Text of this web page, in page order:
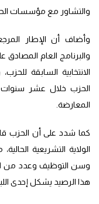
والتشاور مع مؤسسات
وأضاف أن الإطار
والبرنامج العام المصادق
الانتخابية السابقة
الحزب خلال عشر
المعارضة.
الولاية التشريعية
وسن التوظيف وعدد من
هذا الرصيد يشكل إحدى